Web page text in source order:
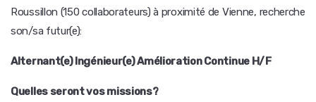
Roussillon (150 collaborateurs) à proximité de Vienne, recherche
son/sa futur(e):
Alternant(e) Ingénieur(e) Amélioration Continue H/F
Quelles seront vos missions?